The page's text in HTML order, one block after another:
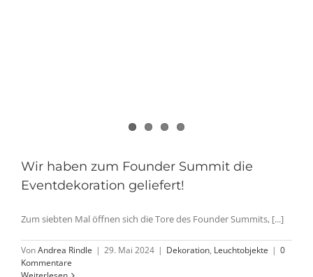
Wir haben zum Founder Summit die
Eventdekoration geliefert!
Zum siebten Mal öffnen sich die Tore des Founder Summits, [...]
VonAndrea Rindle | 29. Mai 2024 | Dekoration, Leuchtobjekte | 0
Kommentare